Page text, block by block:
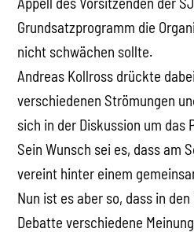
Grundsatzprogramm die
nicht schwächen sollte.
Andreas Kollross drückte
verschiedenen Strömungen
sich in der Diskussion um das
Sein Wunsch sei es, dass am
vereint hinter einem
Nun ist es aber so, dass in
Debatte verschiedene